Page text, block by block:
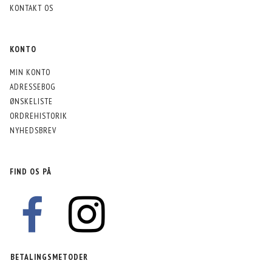
KONTAKT OS
KONTO
MIN KONTO
ADRESSEBOG
ØNSKELISTE
ORDREHISTORIK
NYHEDSBREV
FIND OS PÅ
BETALINGSMETODER